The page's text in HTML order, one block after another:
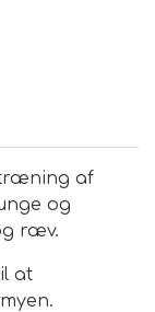
træning af
og
ræv.
at